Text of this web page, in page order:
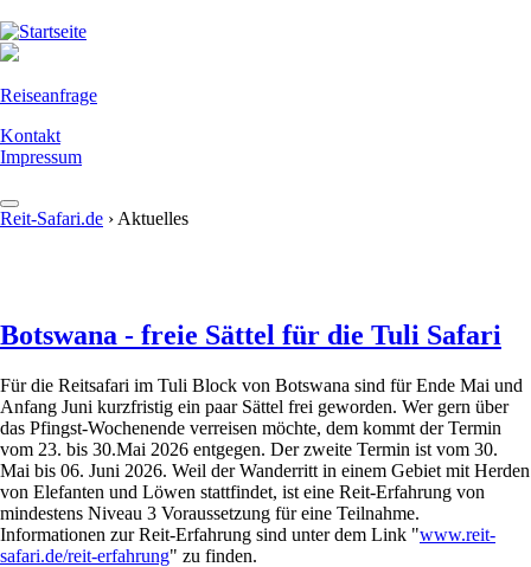
Direkt
zum
Reiseanfrage
Kontakt
Impressum
Reiseziele
Kenia
Marokko
Namibia
Sambia
Abenteuer
Alleinreisende
Camping
Familien
Lodge
Specials und News
Aktuelles
Neuheiten
Presse
Sonderangebote
Wissenswertes
Reit-Erfahrung
Über Reit-Safari
Über Uns
Unsere Philosophie
Reit-Safari.de › Aktuelles
Botswana - freie Sättel für die Tuli Safari
Für die Reitsafari im Tuli Block von Botswana sind für Ende Mai und
Anfang Juni kurzfristig ein paar Sättel frei geworden. Wer gern über
das Pfingst-Wochenende verreisen möchte, dem kommt der Termin
vom 23. bis 30.Mai 2026 entgegen. Der zweite Termin ist vom 30.
Mai bis 06. Juni 2026. Weil der Wanderritt in einem Gebiet mit Herden
von Elefanten und Löwen stattfindet, ist eine Reit-Erfahrung von
mindestens Niveau 3 Voraussetzung für eine Teilnahme.
Informationen zur Reit-Erfahrung sind unter dem Link "www.reit-
safari.de/reit-erfahrung" zu finden.